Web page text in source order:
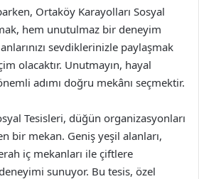
Ortaköy Karayolları Sosyal
hem unutulmaz bir deneyim
sevdiklerinizle paylaşmak
olacaktır. Unutmayın, hayal
adımı doğru mekânı seçmektir.
Tesisleri, düğün organizasyonları
bir mekan. Geniş yeşil alanları,
iç mekanları ile çiftlere
sunuyor. Bu tesis, özel